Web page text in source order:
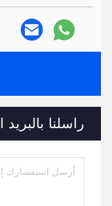
راسلنا بالبريد